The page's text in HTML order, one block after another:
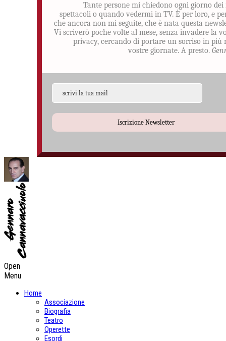
Tante persone mi chiedono ogni giorno dei
spettacoli o quando vedermi in TV. È per loro, e
che ancora non mi seguite, che è nata questa
Vi scriverò poche volte al mese, senza invadere la
privacy, cercando di portare un sorriso in più
vostre giornate. A presto.
Iscrizione Newsletter
Open
Menu
Home
Associazione
Biografia
Teatro
Operette
Esordi